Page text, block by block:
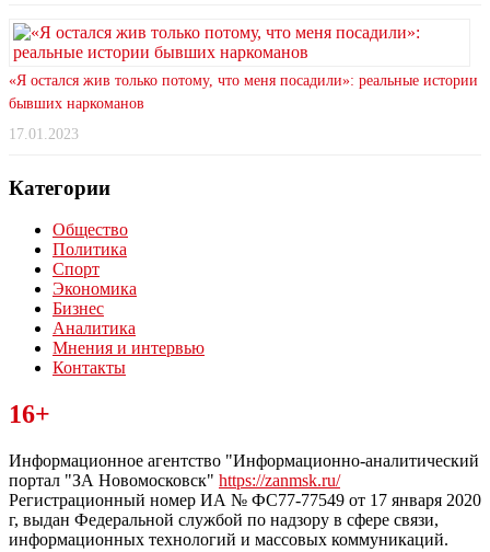
«Я остался жив только потому, что меня посадили»: реальные истории
бывших наркоманов
17.01.2023
Категории
Общество
Политика
Спорт
Экономика
Бизнес
Аналитика
Мнения и интервью
Контакты
Читайте последние новости дня в Тульской области на сайте
“ЗаНовомосковск”
16+
Информационное агентство "Информационно-аналитический
портал "ЗА Новомосковск" https://zanmsk.ru/
Регистрационный номер ИА № ФС77-77549 от 17 января 2020
г, выдан Федеральной службой по надзору в сфере связи,
информационных технологий и массовых коммуникаций.